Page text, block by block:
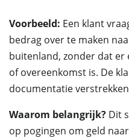
Voorbeeld: Een klant
bedrag over te maken
buitenland, zonder dat er
of overeenkomst is. De
documentatie
Waarom belangrijk? Dit
op pogingen om geld